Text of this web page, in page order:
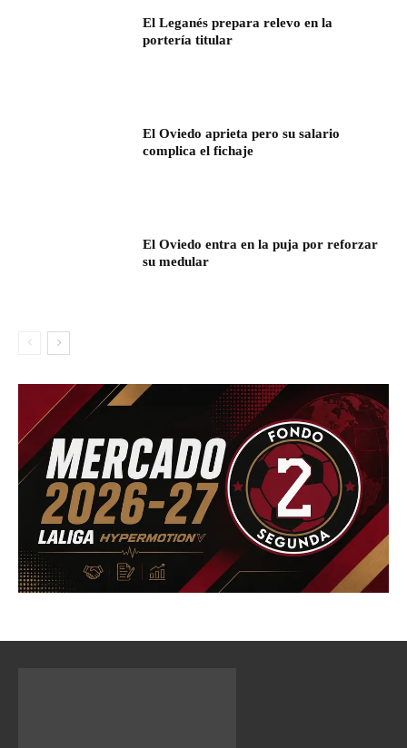
El Leganés prepara relevo en la
portería titular
El Oviedo aprieta pero su salario
complica el fichaje
El Oviedo entra en la puja por reforzar
su medular